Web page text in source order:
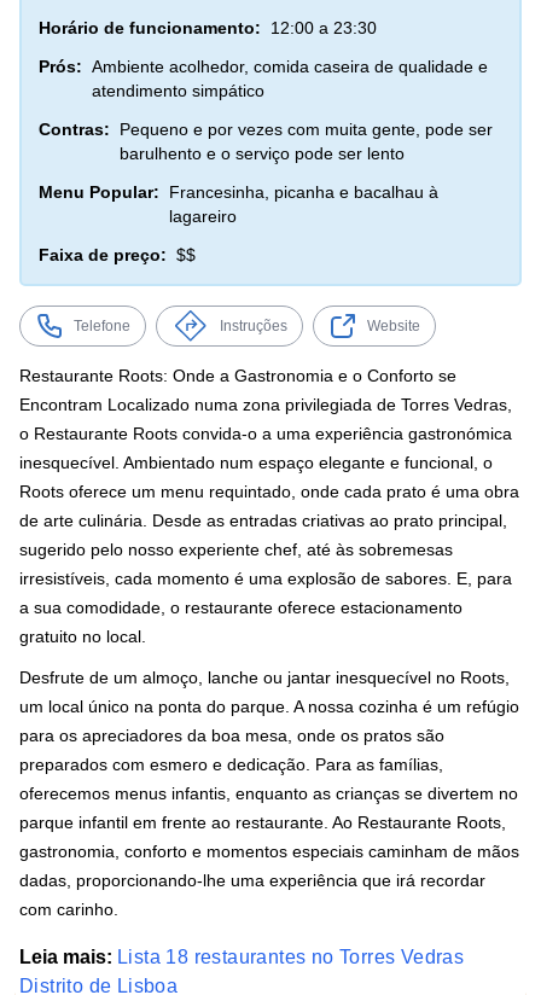
Horário de funcionamento:
12:00 a 23:30
Prós: Ambiente acolhedor, comida caseira de qualidade e
atendimento simpático
Contras:
Pequeno e por vezes com muita gente, pode ser
barulhento e o serviço pode ser lento
Menu Popular:
Francesinha, picanha e bacalhau à
lagareiro
Faixa de preço: $$
Telefone Instruções Website
Restaurante Roots: Onde a Gastronomia e o Conforto se
Encontram Localizado numa zona privilegiada de Torres Vedras,
o Restaurante Roots convida-o a uma experiência gastronómica
inesquecível. Ambientado num espaço elegante e funcional, o
Roots oferece um menu requintado, onde cada prato é uma obra
de arte culinária. Desde as entradas criativas ao prato principal,
sugerido pelo nosso experiente chef, até às sobremesas
irresistíveis, cada momento é uma explosão de sabores. E, para
a sua comodidade, o restaurante oferece estacionamento
gratuito no local.
Desfrute de um almoço, lanche ou jantar inesquecível no Roots,
um local único na ponta do parque. A nossa cozinha é um refúgio
para os apreciadores da boa mesa, onde os pratos são
preparados com esmero e dedicação. Para as famílias,
oferecemos menus infantis, enquanto as crianças se divertem no
parque infantil em frente ao restaurante. Ao Restaurante Roots,
gastronomia, conforto e momentos especiais caminham de mãos
dadas, proporcionando-lhe uma experiência que irá recordar
com carinho.
Leia mais: Lista 18 restaurantes no Torres Vedras
Distrito de Lisboa